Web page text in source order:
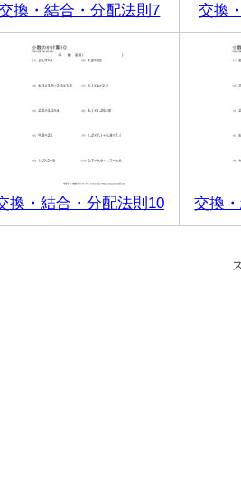
換・結合・分配法則7 交換
換・結合・分配法則10 交換